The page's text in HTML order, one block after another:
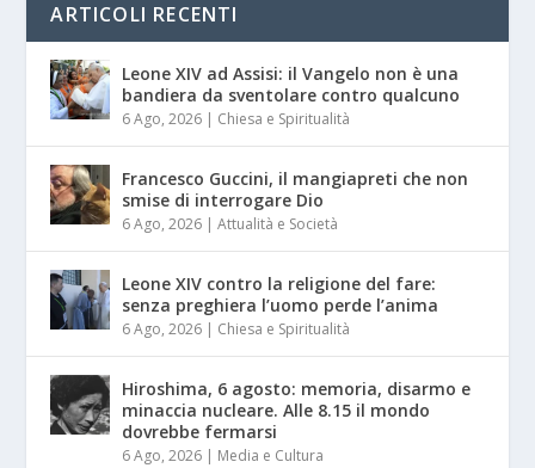
ARTICOLI RECENTI
Leone XIV ad Assisi: il Vangelo non è una
bandiera da sventolare contro qualcuno
6 Ago, 2026 | Chiesa e Spiritualità
Francesco Guccini, il mangiapreti che non
smise di interrogare Dio
6 Ago, 2026 |Attualità e Società
Leone XIV contro la religione del fare:
senza preghiera l’uomo perde l’anima
6 Ago, 2026 | Chiesa e Spiritualità
Hiroshima, 6 agosto: memoria, disarmo e
minaccia nucleare. Alle 8.15 il mondo
dovrebbe fermarsi
6 Ago, 2026 | Media e Cultura